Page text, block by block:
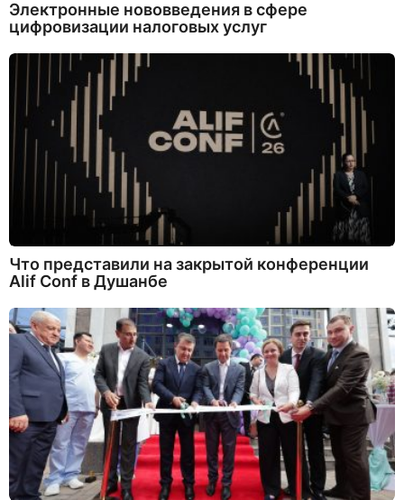
Электронные нововведения в сфере
цифровизации налоговых услуг
Что представили на закрытой конференции
Alif Conf в Душанбе